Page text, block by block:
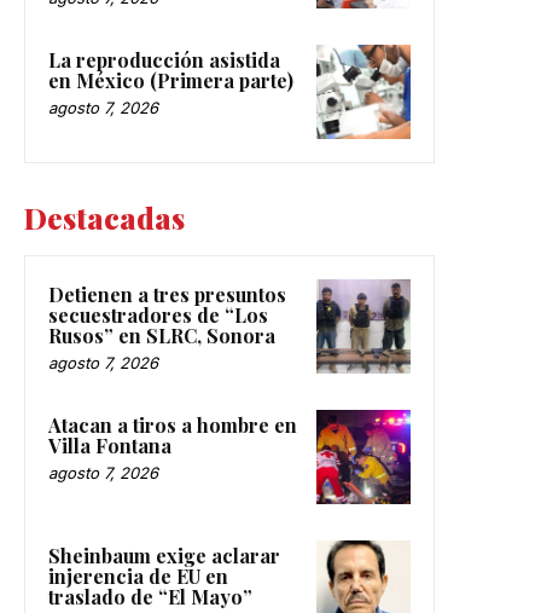
La reproducción asistida
en México (Primera parte)
agosto 7, 2026
Destacadas
Detienen a tres presuntos
secuestradores de “Los
Rusos” en SLRC, Sonora
agosto 7, 2026
Atacan a tiros a hombre en
Villa Fontana
agosto 7, 2026
Sheinbaum exige aclarar
injerencia de EU en
traslado de “El Mayo”